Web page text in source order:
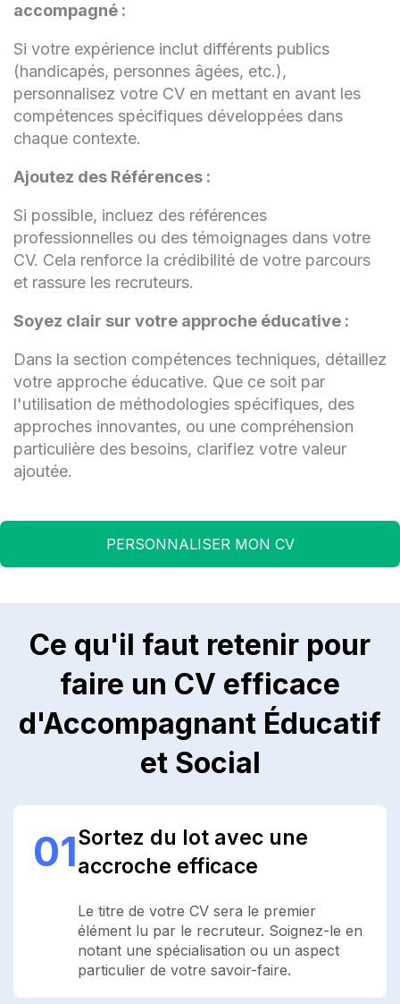
accompagné :
Si votre expérience inclut différents publics
(handicapés, personnes âgées, etc.),
personnalisez votre CV en mettant en avant les
compétences spécifiques développées dans
chaque contexte.
Ajoutez des Références :
Si possible, incluez des références
professionnelles ou des témoignages dans votre
CV. Cela renforce la crédibilité de votre parcours
et rassure les recruteurs.
Soyez clair sur votre approche éducative :
Dans la section compétences techniques, détaillez
votre approche éducative. Que ce soit par
l'utilisation de méthodologies spécifiques, des
approches innovantes, ou une compréhension
particulière des besoins, clarifiez votre valeur
ajoutée.
PERSONNALISER MON CV
Ce qu'il faut retenir pour
faire un CV efficace
d'Accompagnant Éducatif
et Social
01Sortez du lot avec une
accroche efficace
Le titre de votre CV sera le premier
élément lu par le recruteur. Soignez-le en
notant une spécialisation ou un aspect
particulier de votre savoir-faire.